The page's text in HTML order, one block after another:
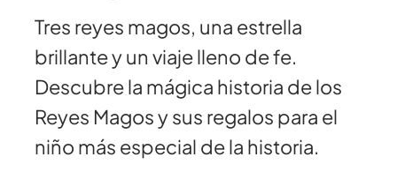
Tres reyes magos, una estrella
brillante y un viaje lleno de fe.
Descubre la mágica historia de los
Reyes Magos y sus regalos para el
niño más especial de la historia.